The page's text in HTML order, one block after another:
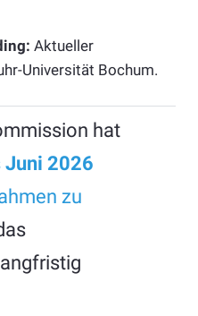
Aktueller
Universität Bochum.
hat
Juni 2026
zu